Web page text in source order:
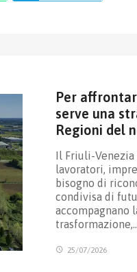
Per
serve una
Regioni del
Il Friuli-Venezia
lavoratori,
bisogno di
condivisa di
accompagnano
25/07/2026